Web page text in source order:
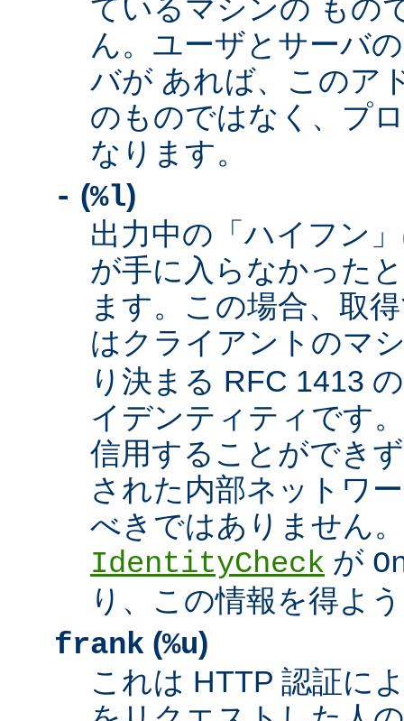
ているマシンの もの
ん。ユーザとサーバ
バが あれば、このア
のものではなく、プ
なります。
- (%l)
出力中の「ハイフン
が手に入らなかった
ます。この場合、取
はクライアントのマ
り決まる RFC 1413
イデンティティです
信用することができ
された内部ネットワ
べきではありません
IdentityCheck が
り、この情報を得よ
frank (%u)
これは HTTP 認証に